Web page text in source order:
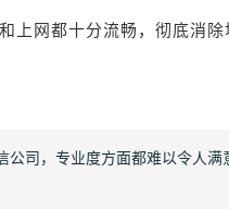
网都十分流畅，彻底消除
公司，专业度方面都难以令人